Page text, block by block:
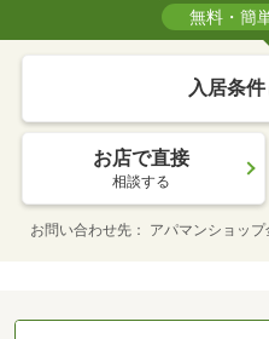
無料・簡
入居条件
お店で直接
相談する
お問い合わせ先 アパマンショッ